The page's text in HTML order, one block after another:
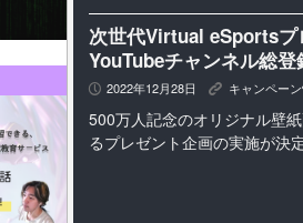
次世代Virtual eSportsプ
YouTubeチャンネル総
P 2022年12月28日 K キャンペー
500万人記念のオリジナル壁
るプレゼント企画の実施が決